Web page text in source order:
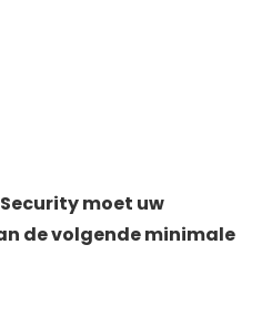
moet uw
de volgende minimale